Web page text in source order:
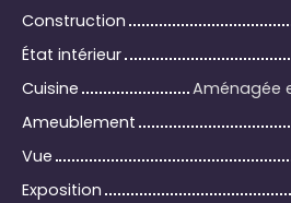
Construction
État intérieur
Cuisine
Aménagée
Ameublement
Vue
Exposition